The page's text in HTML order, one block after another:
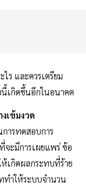
ไร และควรเตรียม
เกิดขึ้นอีกในอนาคต
เข้มงวด
ารทดสอบการ
จะมีการเผยแพร่ ข้อ
เกิดผลกระทบที่ร้าย
ทำให้ระบบจำนวน